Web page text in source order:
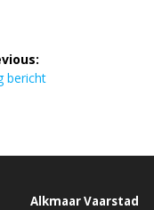
bericht
Alkmaar Vaarstad